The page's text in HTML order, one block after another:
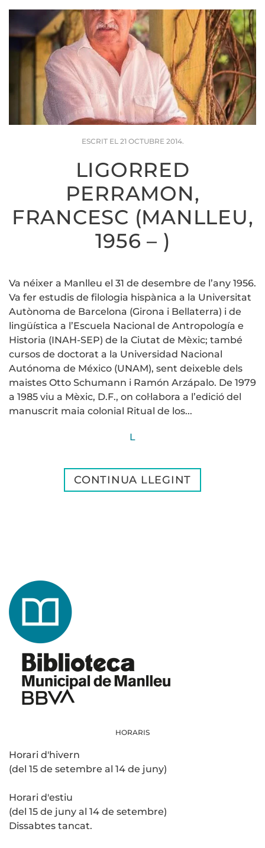
ESCRIT EL 21 OCTUBRE 2014.
LIGORRED
PERRAMON,
FRANCESC (MANLLEU,
1956 – )
Va néixer a Manlleu el 31 de desembre de l’any 1956.
Va fer estudis de filologia hispànica a la Universitat
Autònoma de Barcelona (Girona i Bellaterra) i de
lingüística a l’Escuela Nacional de Antropología e
Historia (INAH-SEP) de la Ciutat de Mèxic; també
cursos de doctorat a la Universidad Nacional
Autónoma de México (UNAM), sent deixeble dels
maistes Otto Schumann i Ramón Arzápalo. De 1979
a 1985 viu a Mèxic, D.F., on col·labora a l’edició del
manuscrit maia colonial Ritual de los...
L
CONTINUA LLEGINT
HORARIS
Horari d'hivern
(del 15 de setembre al 14 de juny)
Horari d'estiu
(del 15 de juny al 14 de setembre)
Dissabtes tancat.